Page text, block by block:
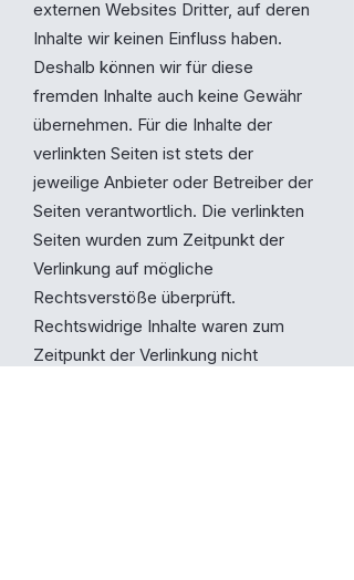
externen Websites Dritter, auf deren
Inhalte wir keinen Einfluss haben.
Deshalb können wir für diese
fremden Inhalte auch keine Gewähr
übernehmen. Für die Inhalte der
verlinkten Seiten ist stets der
jeweilige Anbieter oder Betreiber der
Seiten verantwortlich. Die verlinkten
Seiten wurden zum Zeitpunkt der
Verlinkung auf mögliche
Rechtsverstöße überprüft.
Rechtswidrige Inhalte waren zum
Zeitpunkt der Verlinkung nicht